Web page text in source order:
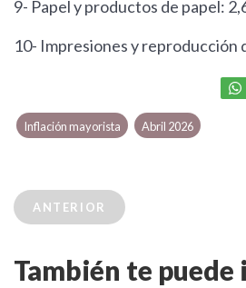
9- Papel y productos de papel:
10- Impresiones y reproducción
Inflación mayorista Abril 2026
ANTERIOR
También te puede